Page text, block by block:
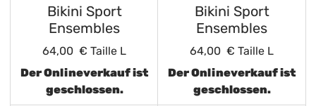
Bikini Sport
Ensembles
64,00 € Taille L
Der Onlineverkauf ist
geschlossen.
Bikini Sport
Ensembles
64,00 € Taille L
Der Onlineverkauf ist
geschlossen.